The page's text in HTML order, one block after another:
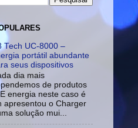
Tech UC-8000 –
portátil abundante
seus dispositivos
dia mais
de produtos
energia neste caso é
apresentou o Charger
solução mui...